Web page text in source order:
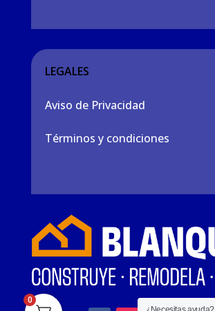
LEGALES
Aviso de Privacidad
Términos y condiciones
0